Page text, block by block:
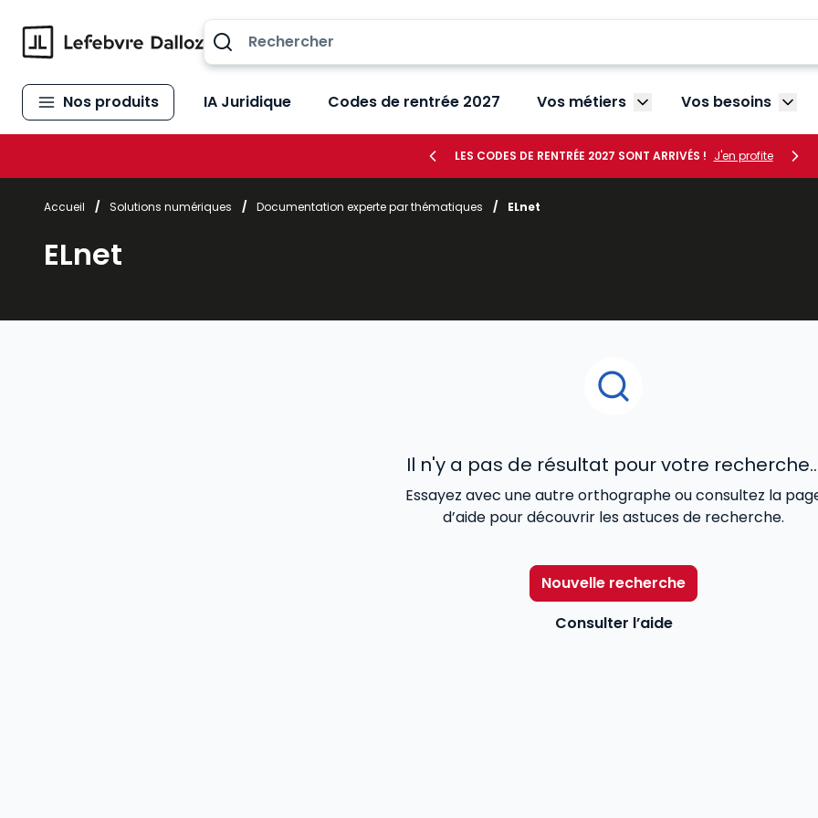
Nos produits IA Juridique Codes de rentrée 2027 Vos métiers Afficher le sous-menu
Vos besoins
LES CODES DE RENTRÉE 2027 SONT ARRIVÉS ! J'en profite
Accueil / Solutions numériques / Documentation experte par thématiques / ELnet
ELnet
Il n'y a pas de résultat pour votre
Essayez avec une autre orthographe ou consultez la
d’aide pour découvrir les astuces de recherche.
Nouvelle recherche
Consulter l’aide